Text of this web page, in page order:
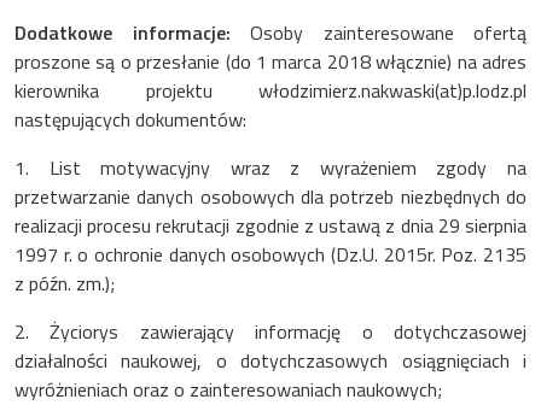
Dodatkowe informacje: Osoby zainteresowane ofertą
proszone są o przesłanie (do 1 marca 2018 włącznie) na adres
kierownika projektu włodzimierz.nakwaski(at)p.lodz.pl
następujących dokumentów:
1. List motywacyjny wraz z wyrażeniem zgody na
przetwarzanie danych osobowych dla potrzeb niezbędnych do
realizacji procesu rekrutacji zgodnie z ustawą z dnia 29 sierpnia
1997 r. o ochronie danych osobowych (Dz.U. 2015r. Poz. 2135
z późn. zm.);
2. Życiorys zawierający informację o dotychczasowej
działalności naukowej, o dotychczasowych osiągnięciach i
wyróżnieniach oraz o zainteresowaniach naukowych;